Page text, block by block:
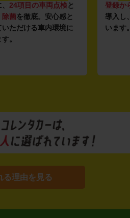
24項目の車両点検と
除菌を徹底。安心感と
ただける車内環境に
。
登録か
導入し
います
る理由を見る